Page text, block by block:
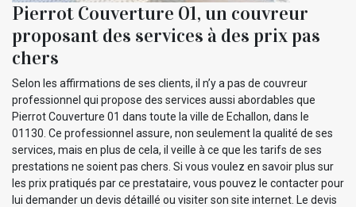
Pierrot Couverture 01, un couvreur
proposant des services à des prix pas
chers
Selon les affirmations de ses clients, il n’y a pas de couvreur
professionnel qui propose des services aussi abordables que
Pierrot Couverture 01 dans toute la ville de Echallon, dans le
01130. Ce professionnel assure, non seulement la qualité de ses
services, mais en plus de cela, il veille à ce que les tarifs de ses
prestations ne soient pas chers. Si vous voulez en savoir plus sur
les prix pratiqués par ce prestataire, vous pouvez le contacter pour
lui demander un devis détaillé ou visiter son site internet. Le devis